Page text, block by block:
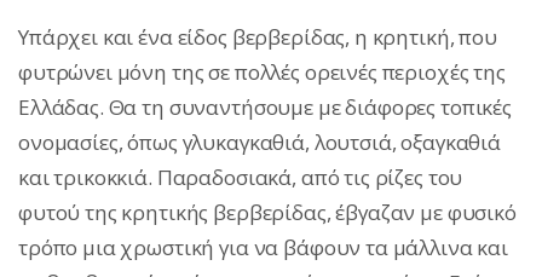
Υπάρχει και ένα είδος βερβερίδας, η κρητική, που
φυτρώνει μόνη της σε πολλές ορεινές περιοχές της
Ελλάδας. Θα τη συναντήσουμε με διάφορες τοπικές
ονομασίες, όπως γλυκαγκαθιά, λουτσιά, οξαγκαθιά
και τρικοκκιά. Παραδοσιακά, από τις ρίζες του
φυτού της κρητικής βερβερίδας, έβγαζαν με φυσικό
τρόπο μια χρωστική για να βάφουν τα μάλλινα και